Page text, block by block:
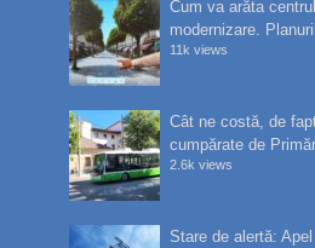
Cum va arăta
modernizare.
11k views
Cât ne costă, de
cumpărate de
2.6k views
Stare de alertă: